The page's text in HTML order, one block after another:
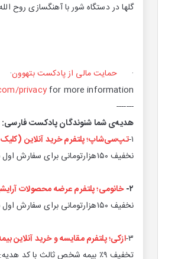
گلها در دستگاه شور با آهنگسازی
·حمایت مالی از پادکست بتهوون
privacyfor more information.
-------
هدیه‌ی شما شنوندگان پادکست فارسی:
۱-تپ‌سی‌شاپ؛ پلتفرم خرید آنلاین
نخفیف ۱۵۰هزارتومانی برای سفارش اول با کد هدیه: rata1404
۲- خانومی؛ پلتفرم عرضه محصولات
نخفیف ۱۵۰هزارتومانی برای سفارش اول با کد هدیه: kh15
۳-ازکی؛ پلتفرم مقایسه و خرید آنلاین
تخفیف ۹٪ بیمه شخص ثالث با کد هدیه: rata1404